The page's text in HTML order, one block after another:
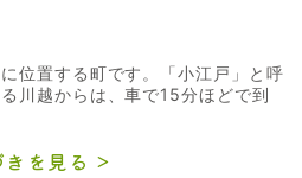
位置する町です。「小江戸」と呼
川越からは、車で15分ほどで到
きを見る